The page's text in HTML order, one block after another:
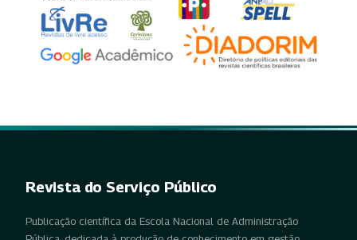
Revista do Serviço Público
Publicação científica da Escola Nacional de Administração